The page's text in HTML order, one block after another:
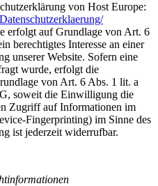
von Host Europe:
erfolgt auf Grundlage von Art. 6
berechtigtes Interesse an einer
unserer Website. Sofern eine
wurde, erfolgt die
von Art. 6 Abs. 1 lit. a
soweit die Einwilligung die
Zugriff auf Informationen im
Fingerprinting) im Sinne des
ist jederzeit widerrufbar.